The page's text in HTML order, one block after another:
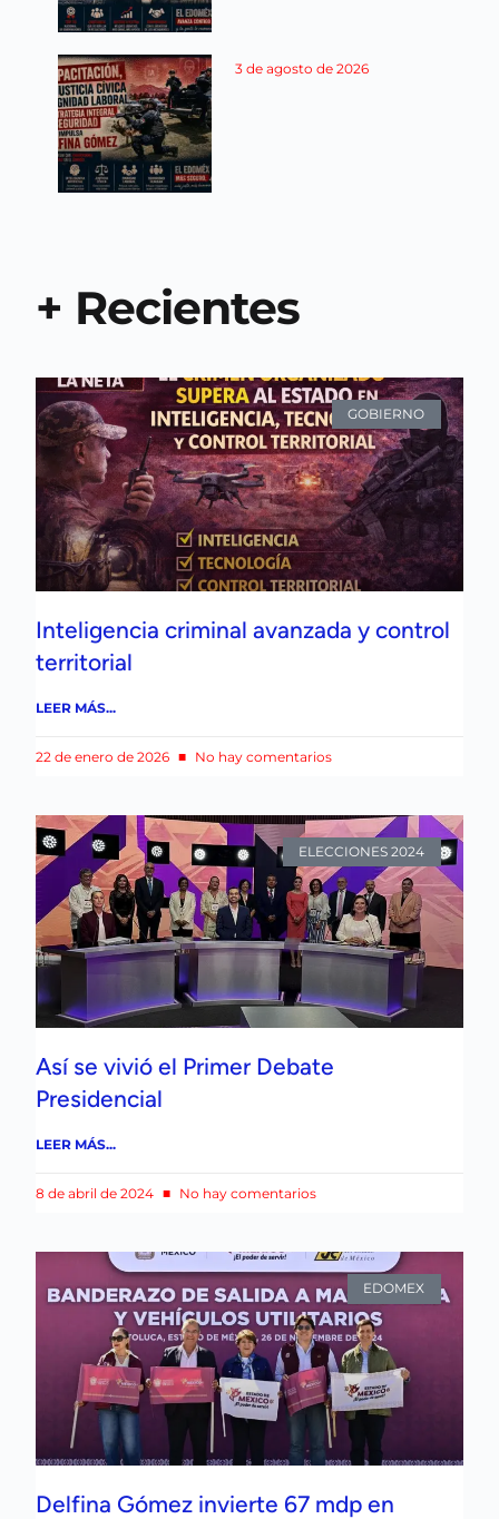
3 de agosto de 2026
+ Recientes
GOBIERNO
Inteligencia criminal avanzada y control
territorial
LEER MÁS...
22 de enero de 2026 No hay comentarios
ELECCIONES 2024
Así se vivió el Primer Debate
Presidencial
LEER MÁS...
8 de abril de 2024 No hay comentarios
EDOMEX
Delfina Gómez invierte 67 mdp en